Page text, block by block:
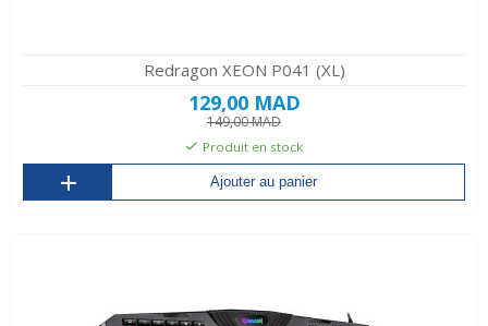
Redragon XEON P041 (XL)
129,00 MAD
149,00 MAD
Produit en stock
Ajouter au panier